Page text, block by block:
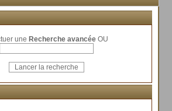
une Recherche avancéeOU